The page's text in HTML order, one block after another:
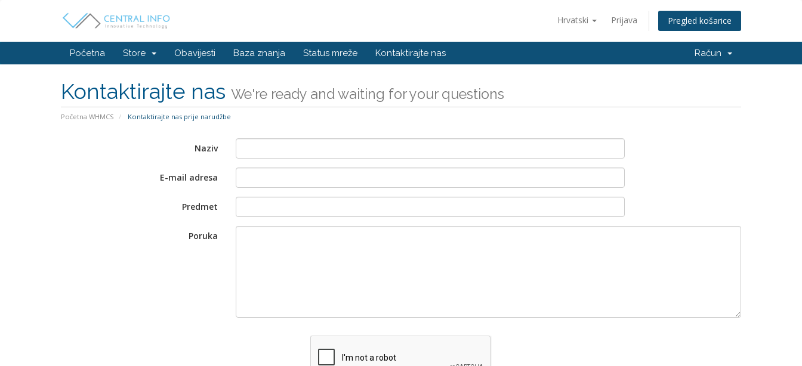
Hrvatski Prijava Pregled košarice
Početna Store Obavijesti Baza znanja Status mreže Kontaktirajte nas Račun
Kontaktirajte nas We're ready and waiting for your questions
Početna WHMCS Kontaktirajte nas prije narudžbe
Naziv
E-mail adresa
Predmet
Poruka